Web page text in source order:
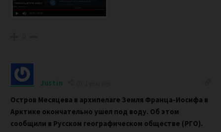
Justin
Остров Месяцева в архипелаге Земля Франца-Иосифа в
Арктике окончательно ушел под воду. Об этом
сообщили в Русском географическом обществе (РГО).